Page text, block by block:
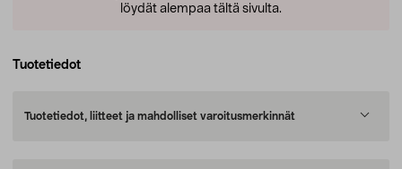
löydät alempaa tältä sivulta.
Tuotetiedot
Tuotetiedot, liitteet ja mahdolliset varoitusmerkinnät